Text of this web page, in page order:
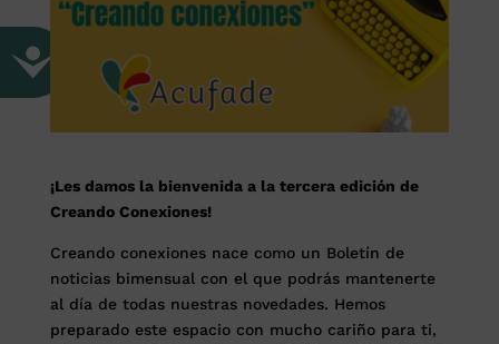
¡Les damos la bienvenida a la tercera edición de
Creando Conexiones!
Creando conexiones nace como un Boletín de
noticias bimensual con el que podrás mantenerte
al día de todas nuestras novedades. Hemos
preparado este espacio con mucho cariño para ti,